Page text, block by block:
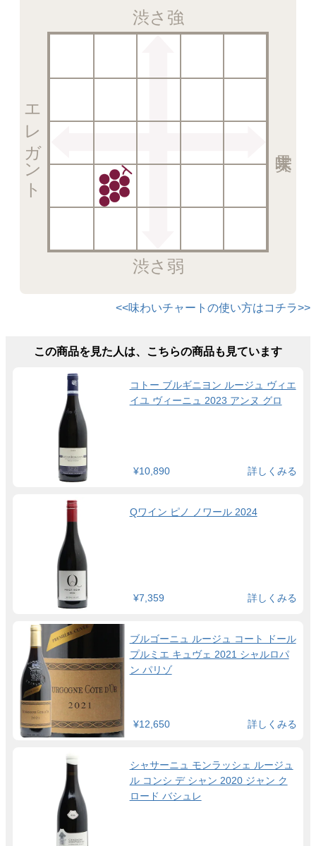
渋さ強
渋さ弱
エレガント
<<味わいチャートの使い方はコチラ>>
この商品を見た人は、こちらの商品も見ています
コトー ブルギニヨン ルージュ ヴィエ
イユ ヴィーニュ 2023 アンヌ グロ
¥10,890 詳しくみる
Qワイン ピノ ノワール 2024
¥7,359 詳しくみる
ブルゴーニュ ルージュ コート ドール
プルミエ キュヴェ 2021 シャルロパ
ン パリゾ
¥12,650 詳しくみる
シャサーニュ モンラッシェ ルージュ
ル コンシ デ シャン 2020 ジャン ク
ロード バシュレ